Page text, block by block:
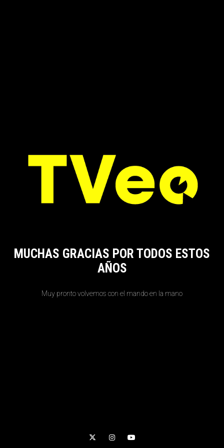
MUCHAS GRACIAS POR TODOS ESTOS
AÑOS
Muy pronto volvemos con el mando en la mano